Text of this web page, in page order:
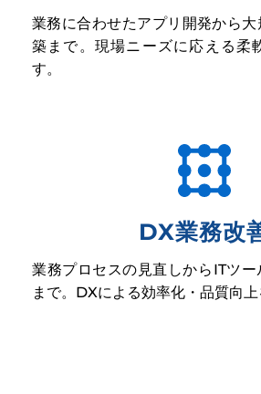
業務に合わせたアプリ開発から
築まで。現場ニーズに応える柔
す。
DX業務改
業務プロセスの見直しからITツ
まで。DXによる効率化・品質向上